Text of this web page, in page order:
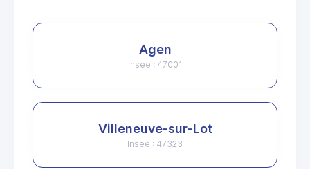
Agen
Insee : 47001
Villeneuve-sur-Lot
Insee : 47323